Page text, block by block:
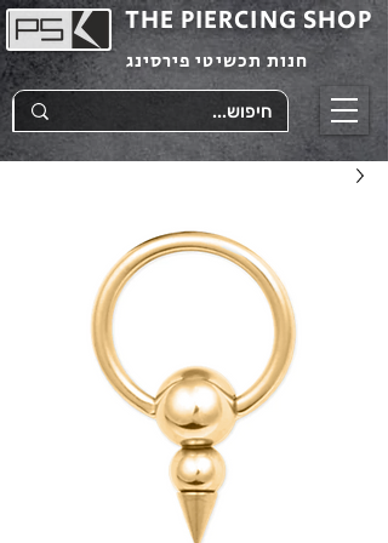
THE PIERCING SHOP
חנות תכשיטי פירסינג